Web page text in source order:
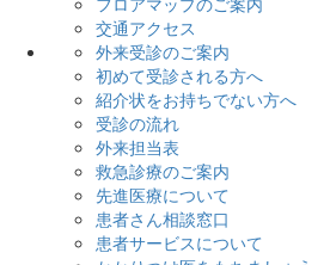
交通アクセス
外来受診のご案内
初めて受診される方へ
紹介状をお持ちでない方へ
受診の流れ
外来担当表
救急診療のご案内
先進医療について
患者さん相談窓口
患者サービスについて